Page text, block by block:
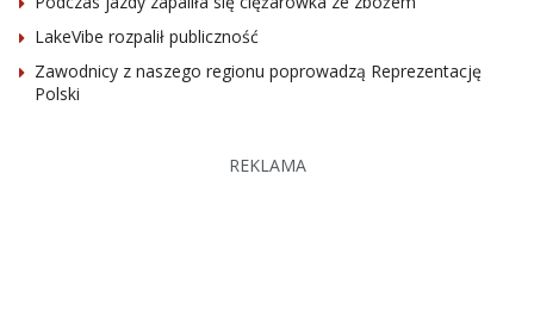
LakeVibe rozpalił publiczność
Zawodnicy z naszego regionu poprowadzą Reprezentację
Polski
REKLAMA